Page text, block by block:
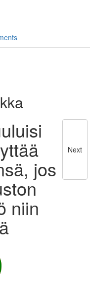
jos
niin
Next